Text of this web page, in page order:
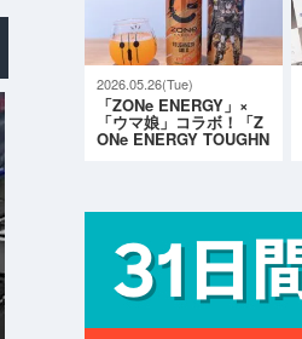
2026.05.26(Tue)
「ZONe ENERGY」×
「ウマ娘」コラボ！「Z
ONe ENERGY TOUGHN